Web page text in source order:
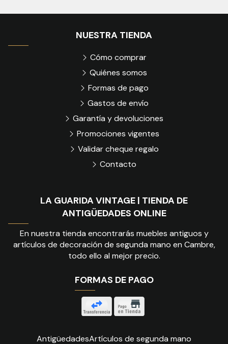
LA GUARIDA VINTAGE | TIENDA DE
ANTIGÜEDADES ONLINE
En nuestra tienda encontrarás muebles antiguos y
artículos de decoración de segunda mano en Cambre,
todo ello al mejor precio.
FORMAS DE PAGO
NUESTRA TIENDA
Cómo comprar
Quiénes somos
Formas de pago
Gastos de envío
Garantía y devoluciones
Promociones vigentes
Validar cheque regalo
Contacto
AntigüedadesArtículos de segunda mano